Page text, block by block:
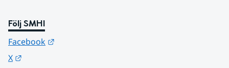
Följ SMHI
Facebook
X